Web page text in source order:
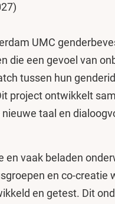
UMC
die een gevoel van
tussen hun
project ontwikkelt
taal en
en vaak beladen
en co-creatie
en getest. Dit